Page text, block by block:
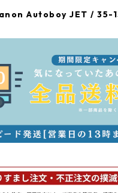
Autoboy JET / 35-